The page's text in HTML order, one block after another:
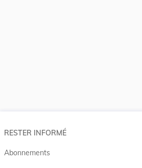
RESTER INFORMÉ
Abonnements